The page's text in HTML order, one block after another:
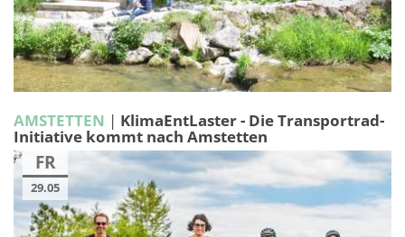
AMSTETTEN | KlimaEntLaster - Die Transportrad-
Initiative kommt nach Amstetten
FR
29.05